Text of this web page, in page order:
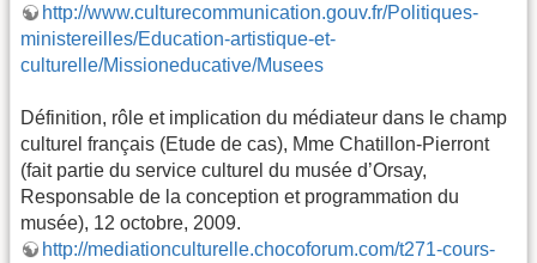
http://www.culturecommunication.gouv.fr/Politiques-
ministereilles/Education-artistique-et-
culturelle/Missioneducative/Musees
Définition, rôle et implication du médiateur dans le champ
culturel français (Etude de cas), Mme Chatillon-Pierront
(fait partie du service culturel du musée d’Orsay,
Responsable de la conception et programmation du
musée), 12 octobre, 2009.
http://mediationculturelle.chocoforum.com/t271-cours-